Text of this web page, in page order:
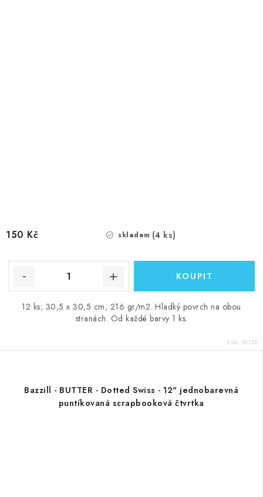
skladem (4 ks)
150 Kč
12 ks; 30,5 x 30,5 cm; 216 gr/m2. Hladký povrch na obou
stranách. Od každé barvy 1 ks.
Kód: 90135
Bazzill - BUTTER - Dotted Swiss - 12" jednobarevná
puntíkovaná scrapbooková čtvrtka